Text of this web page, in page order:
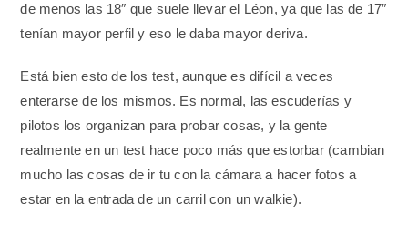
de menos las 18″ que suele llevar el Léon, ya que las de 17″
tenían mayor perfil y eso le daba mayor deriva.
Está bien esto de los test, aunque es difícil a veces
enterarse de los mismos. Es normal, las escuderías y
pilotos los organizan para probar cosas, y la gente
realmente en un test hace poco más que estorbar (cambian
mucho las cosas de ir tu con la cámara a hacer fotos a
estar en la entrada de un carril con un walkie).